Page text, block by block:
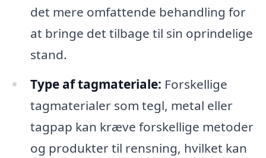
det mere omfattende behandling for
at bringe det tilbage til sin oprindelige
stand.
Type af tagmateriale: Forskellige
tagmaterialer som tegl, metal eller
tagpap kan kræve forskellige metoder
og produkter til rensning, hvilket kan